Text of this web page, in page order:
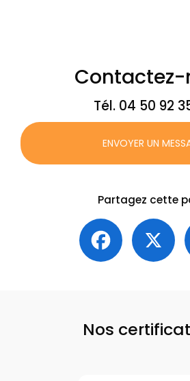
Contactez-
Tél. 04 50 92
ENVOYER UN
Partagez cette
Facebook
Nos